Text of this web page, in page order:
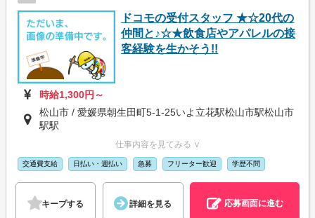
ドコモの受付スタッフ ★☆20代の
仲間と♪☆★飲食店やアパレルの接
客経験を生かそう!!
時給1,300円～
松山市 / 愛媛県朝生田町5-1-25いよ立花駅松山市駅松山市
駅駅
仕事内容を見てみる ∨
交通費支給 日払い・週払い 急募 フリーター歓迎 学歴不問
キープする 詳細を見る 応募画面に進む